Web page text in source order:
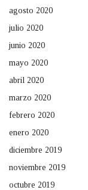
agosto 2020
julio 2020
junio 2020
mayo 2020
abril 2020
marzo 2020
febrero 2020
enero 2020
diciembre 2019
noviembre 2019
octubre 2019